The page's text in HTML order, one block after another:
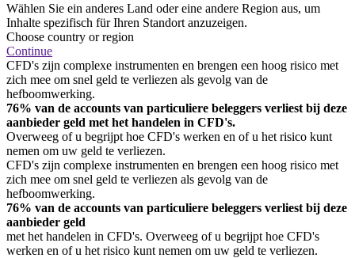
Wählen Sie ein anderes Land oder eine andere Region aus, um
Inhalte spezifisch für Ihren Standort anzuzeigen.
Choose country or region
Continue
CFD's zijn complexe instrumenten en brengen een hoog risico met
zich mee om snel geld te verliezen als gevolg van de
hefboomwerking.
76% van de accounts van particuliere beleggers verliest bij deze
aanbieder geld met het handelen in CFD's.
Overweeg of u begrijpt hoe CFD's werken en of u het risico kunt
nemen om uw geld te verliezen.
CFD's zijn complexe instrumenten en brengen een hoog risico met
zich mee om snel geld te verliezen als gevolg van de
hefboomwerking.
76% van de accounts van particuliere beleggers verliest bij deze
aanbieder geld
met het handelen in CFD's. Overweeg of u begrijpt hoe CFD's
werken en of u het risico kunt nemen om uw geld te verliezen.